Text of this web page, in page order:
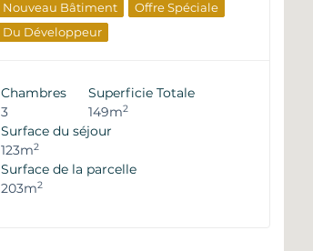
Nouveau Bâtiment
Offre Spéciale
Du Développeur
Chambres
3
Superficie Totale
149m2
Surface du séjour
123m2
Surface de la parcelle
203m2